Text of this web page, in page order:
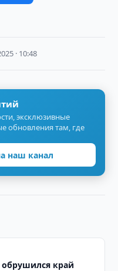
· 10:48
эксклюзивные
обновления там, где
наш канал
край